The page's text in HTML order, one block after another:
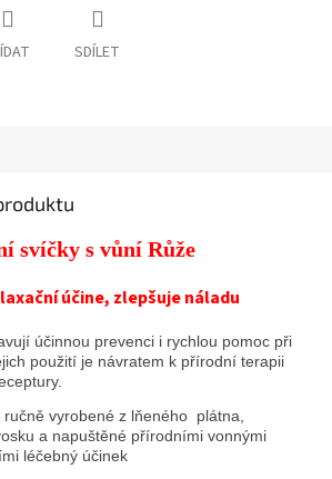
SDÍLET
svíčky s vůní Růže
účine, zlepšuje náladu
účinnou prevenci i rychlou pomoc při
použití je návratem k přírodní terapii
vyrobené z lňeného plátna,
a napuštěné přírodními vonnými
léčebný účinek